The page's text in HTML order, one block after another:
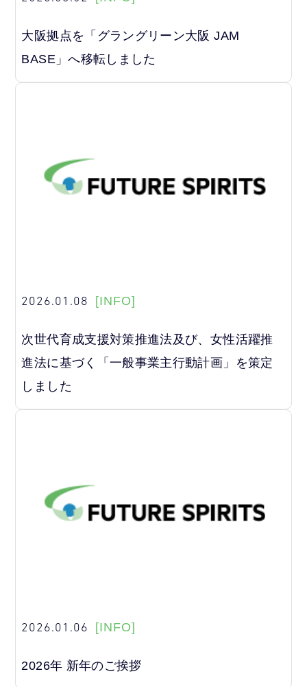
大阪拠点を「グラングリーン大阪 JAM
BASE」へ移転しました
2026.01.08 [INFO]
次世代育成支援対策推進法及び、女性活躍推
進法に基づく「一般事業主行動計画」を策定
しました
2026.01.06 [INFO]
2026年 新年のご挨拶